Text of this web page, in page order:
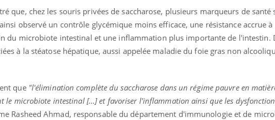
que, chez les souris privées de saccharose, plusieurs marqueurs de santé
observé un contrôle glycémique moins efficace, une résistance accrue
du microbiote intestinal et une inflammation plus importante de l'intestin.
à la stéatose hépatique, aussi appelée maladie du foie gras non
que"l'élimination complète du saccharose dans un régime pauvre en
le microbiote intestinal [...] et favoriser l'inflammation ainsi que les
Rasheed Ahmad, responsable du département d'immunologie et de